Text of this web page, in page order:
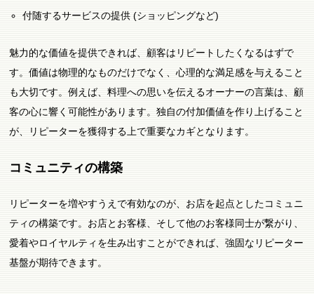
付随するサービスの提供 (ショッピングなど)
魅力的な価値を提供できれば、顧客はリピートしたくなるはずで
す。価値は物理的なものだけでなく、心理的な満足感を与えること
も大切です。例えば、料理への思いを伝えるオーナーの言葉は、顧
客の心に響く可能性があります。独自の付加価値を作り上げること
が、リピーターを獲得する上で重要なカギとなります。
コミュニティの構築
リピーターを増やすうえで有効なのが、お店を起点としたコミュニ
ティの構築です。お店とお客様、そして他のお客様同士が繋がり、
愛着やロイヤルティを生み出すことができれば、強固なリピーター
基盤が期待できます。